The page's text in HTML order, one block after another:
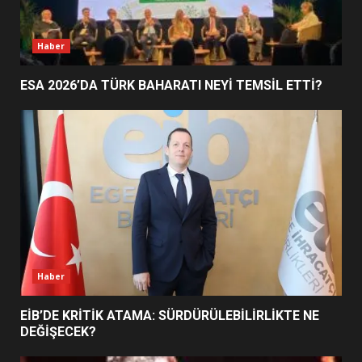
5
UZATILDI: NE DEĞİŞTİ?
6
BURHANİYE SATRANÇ
TURNUVASI KAYITLARI NEYİ
DEĞİŞTİRİYOR?
7
BURHANİYE BELEDİYESPOR’DA
YENİ YÖNETİM NASIL
ŞEKİLLENDİ?
Haber
ESA 2026’DA TÜRK BAHARATI NEYİ TEMSİL ETTİ?
Haber
EİB’DE KRİTİK ATAMA: SÜRDÜRÜLEBİLİRLİKTE NE
DEĞİŞECEK?